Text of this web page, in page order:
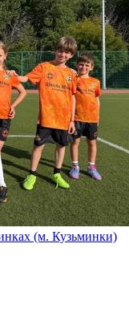
(м. Кузьминки)